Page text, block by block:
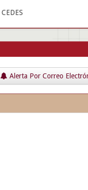
Alerta Por Correo